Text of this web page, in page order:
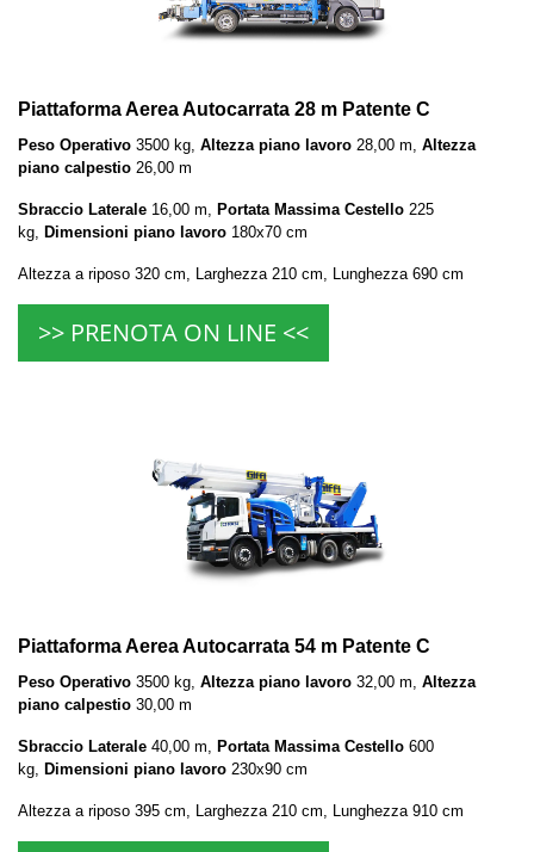
Piattaforma Aerea Autocarrata 28 m Patente C
Peso Operativo 3500 kg, Altezza piano lavoro 28,00 m, Altezza
piano calpestio 26,00 m
Sbraccio Laterale 16,00 m, Portata Massima Cestello 225
kg, Dimensioni piano lavoro 180x70 cm
Altezza a riposo 320 cm, Larghezza 210 cm, Lunghezza 690 cm
>> PRENOTA ON LINE <<
Piattaforma Aerea Autocarrata 54 m Patente C
Peso Operativo 3500 kg, Altezza piano lavoro 32,00 m, Altezza
piano calpestio 30,00 m
Sbraccio Laterale 40,00 m, Portata Massima Cestello 600
kg, Dimensioni piano lavoro 230x90 cm
Altezza a riposo 395 cm, Larghezza 210 cm, Lunghezza 910 cm